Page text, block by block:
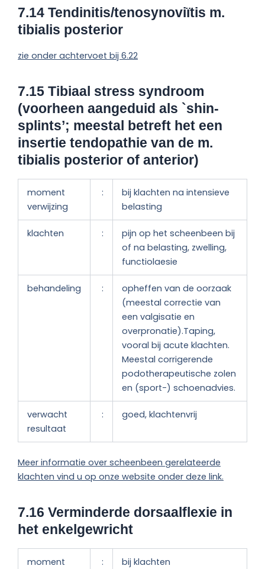
7.14 Tendinitis/tenosynoviïtis m.
tibialis posterior
zie onder achtervoet bij 6.22
7.15 Tibiaal stress syndroom
(voorheen aangeduid als `shin-
splints’; meestal betreft het een
insertie tendopathie van de m.
tibialis posterior of anterior)
moment
verwijzing
:
bij klachten na intensieve
belasting
klachten :
pijn op het scheenbeen bij
of na belasting, zwelling,
functiolaesie
behandeling :
opheffen van de oorzaak
(meestal correctie van
een valgisatie en
overpronatie).Taping,
vooral bij acute klachten.
Meestal corrigerende
podotherapeutische zolen
en (sport-) schoenadvies.
verwacht
resultaat
: goed, klachtenvrij
Meer informatie over scheenbeen gerelateerde
klachten vind u op onze website onder deze link.
7.16 Verminderde dorsaalflexie in
het enkelgewricht
moment
: bij klachten